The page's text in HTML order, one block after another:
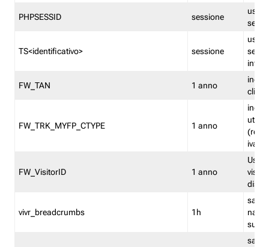
PHPSESSID sessione
TS<identificativo> sessione
FW_TAN 1 anno
FW_TRK_MYFP_CTYPE 1 anno
iva/
FW_VisitorID 1 anno
vivr_breadcrumbs 1h
salva
su
salva